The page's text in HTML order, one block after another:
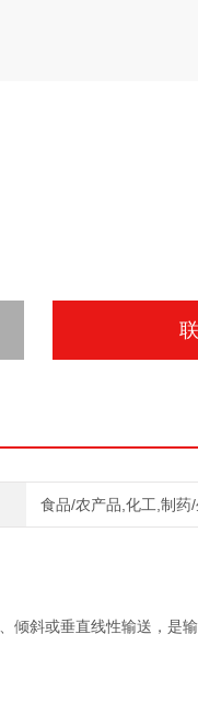
食品/农产品,化工,制药
斜或垂直线性输送，是输